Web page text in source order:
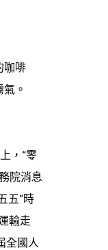
咖啡
。
，“零
院消息
五”時
輸走
全國人